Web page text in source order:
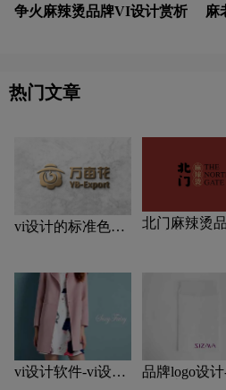
争火麻辣烫品牌VI设计赏析
麻
热门文章
vi设计的标准色和
北门麻辣烫
vi设计软件-vi设计
品牌logo设